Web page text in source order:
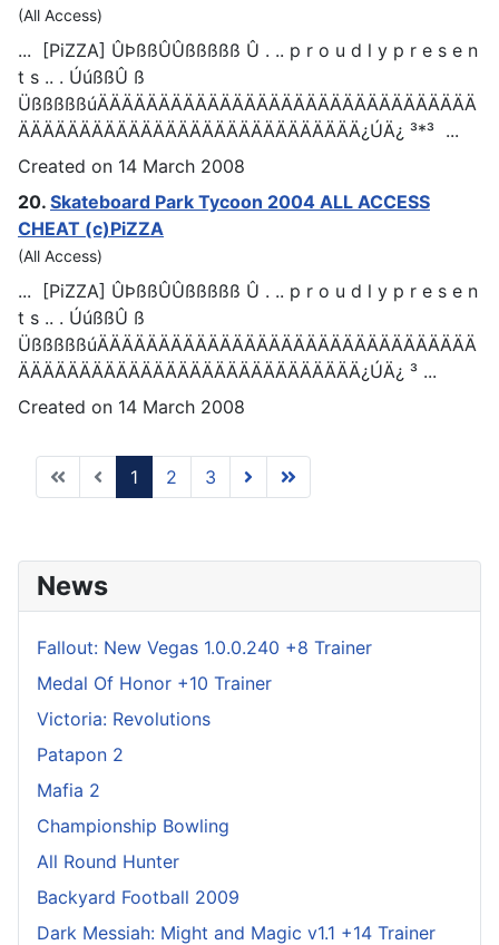
(All Access)
... [PiZZA] ÛÞßßÛÛßßßßß Û . .. p r o u d l y p r e s e n
t s .. . ÚúßßÛ ß
ÜßßßßßúÄÄÄÄÄÄÄÄÄÄÄÄÄÄÄÄÄÄÄÄÄÄÄÄÄÄÄÄÄÄÄ
ÄÄÄÄÄÄÄÄÄÄÄÄÄÄÄÄÄÄÄÄÄÄÄÄÄÄÄÄ¿ÚÄ¿ ³*³ ...
Created on 14 March 2008
20. Skateboard Park Tycoon 2004 ALL ACCESS
CHEAT (c)PiZZA
(All Access)
... [PiZZA] ÛÞßßÛÛßßßßß Û . .. p r o u d l y p r e s e n
t s .. . ÚúßßÛ ß
ÜßßßßßúÄÄÄÄÄÄÄÄÄÄÄÄÄÄÄÄÄÄÄÄÄÄÄÄÄÄÄÄÄÄÄ
ÄÄÄÄÄÄÄÄÄÄÄÄÄÄÄÄÄÄÄÄÄÄÄÄÄÄÄÄ¿ÚÄ¿ ³ ...
Created on 14 March 2008
1 2 3
News
Fallout: New Vegas 1.0.0.240 +8 Trainer
Medal Of Honor +10 Trainer
Victoria: Revolutions
Patapon 2
Mafia 2
Championship Bowling
All Round Hunter
Backyard Football 2009
Dark Messiah: Might and Magic v1.1 +14 Trainer